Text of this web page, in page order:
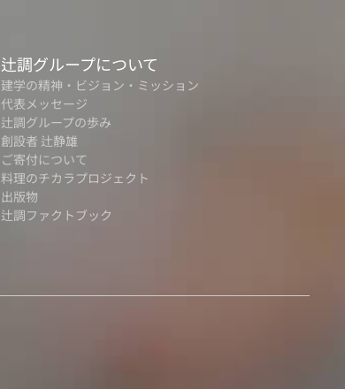
辻調グループについて
建学の精神・ビジョン・ミッション
代表メッセージ
辻調グループの歩み
創設者 辻静雄
ご寄付について
料理のチカラプロジェクト
出版物
辻調ファクトブック